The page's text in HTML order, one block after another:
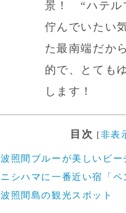
景！ “ハテル
佇んでいたい
た最南端だか
的で、とても
します！
目次 [非表
波照間ブルーが美しいビー
ニシハマに一番近い宿「ペ
波照間島の観光スポット